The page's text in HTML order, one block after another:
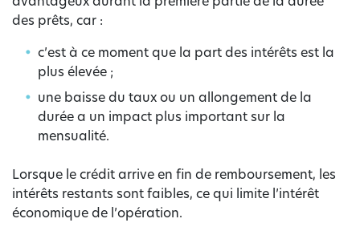
des prêts, car :
c’est à ce moment que la part des intérêts est la
plus élevée ;
une baisse du taux ou un allongement de la
durée a un impact plus important sur la
mensualité.
Lorsque le crédit arrive en fin de remboursement, les
intérêts restants sont faibles, ce qui limite l’intérêt
économique de l’opération.